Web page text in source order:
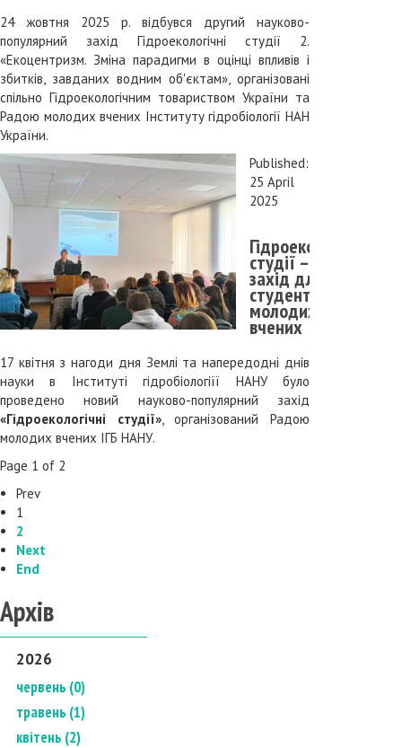
24 жовтня 2025 р. відбувся другий науково-
популярний захід Гідроекологічні студії 2.
«Екоцентризм. Зміна парадигми в оцінці впливів і
збитків, завданих водним об'єктам», організовані
спільно Гідроекологічним товариством України та
Радою молодих вчених Інституту гідробіології НАН
України.
Published:
25 April
2025
Гідроекологічні
студії – новий
захід для
студентів і
молодих
вчених
17 квітня з нагоди дня Землі та напередодні днів
науки в Інституті гідробіологіїї НАНУ було
проведено новий науково-популярний захід
«Гідроекологічні студії», організований Радою
молодих вчених ІГБ НАНУ.
Page 1 of 2
Prev
1
2
Next
End
Архів
2026
червень (0)
травень (1)
квітень (2)